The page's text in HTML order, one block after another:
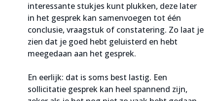
interessante stukjes kunt plukken, deze later
in het gesprek kan samenvoegen tot één
conclusie, vraagstuk of constatering. Zo laat je
zien dat je goed hebt geluisterd en hebt
meegedaan aan het gesprek.
En eerlijk: dat is soms best lastig. Een
sollicitatie gesprek kan heel spannend zijn,